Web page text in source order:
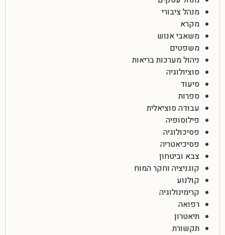
מנהל ציבורי
מקרא
משאבי אנוש
משפטים
ניהול מערכות בריאות
סוציולוגיה
סיעוד
ספרות
עבודה סוציאלית
פילוסופיה
פסיכולוגיה
פסיכיאטריה
צבא וביטחון
קוגניציה וחקר המוח
קולנוע
קרימינולוגיה
רפואה
תיאטרון
תקשורת